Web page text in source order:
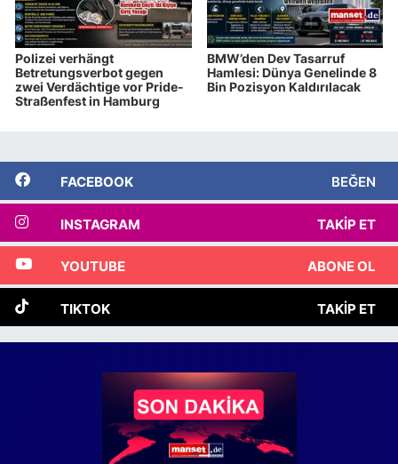
Polizei verhängt
Betretungsverbot gegen
zwei Verdächtige vor Pride-
Straßenfest in Hamburg
BMW’den Dev Tasarruf
Hamlesi: Dünya Genelinde 8
Bin Pozisyon Kaldırılacak
FACEBOOK BEĞEN
INSTAGRAM TAKIP ET
YOUTUBE ABONE OL
TIKTOK TAKIP ET